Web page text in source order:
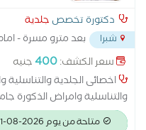
دكتورة تخصص جلدية
شبرا بعد مترو مسرة -
سعر الكشف:400جنيه
اخصائى الجلدية
والتناسلية وامراض
متاحة من يوم 2026-08-11